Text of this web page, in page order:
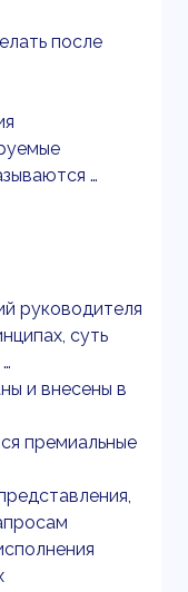
после
…
руководителя
суть
и внесены в
премиальные